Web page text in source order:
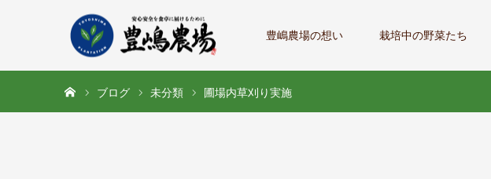
豊嶋農場の想い 栽培中の野菜たち
ブログ 未分類 圃場内草刈り実施